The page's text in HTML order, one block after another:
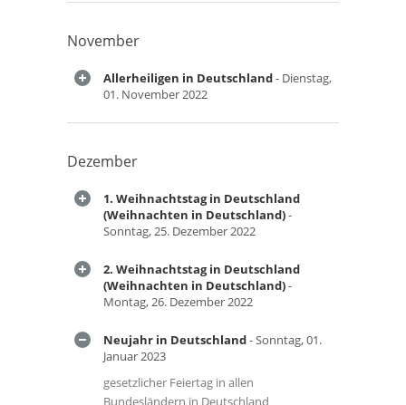
November
Allerheiligen in Deutschland- Dienstag,
01. November 2022
Dezember
1. Weihnachtstag in Deutschland
(Weihnachten in Deutschland)-
Sonntag, 25. Dezember 2022
2. Weihnachtstag in Deutschland
(Weihnachten in Deutschland)-
Montag, 26. Dezember 2022
Neujahr in Deutschland- Sonntag, 01.
Januar 2023
gesetzlicher Feiertag in allen
Bundesländern in Deutschland